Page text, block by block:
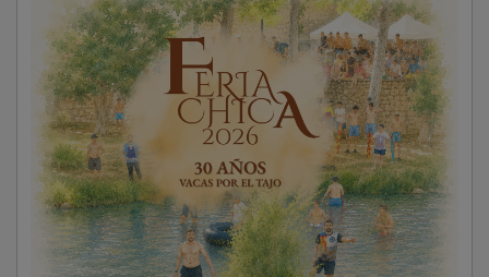
NOTICIAS RELACIONADAS